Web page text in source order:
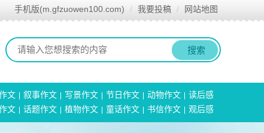
手机版(m.gfzuowen100.com) 我要投稿 网站地图
搜索
文 叙事作文 写景作文 节日作文 动物作文
读后感
文 话题作文 植物作文 童话作文 书信作文 观后感